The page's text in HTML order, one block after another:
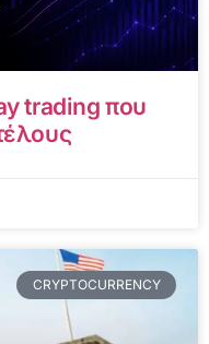
trading που
CRYPTOCURRENCY